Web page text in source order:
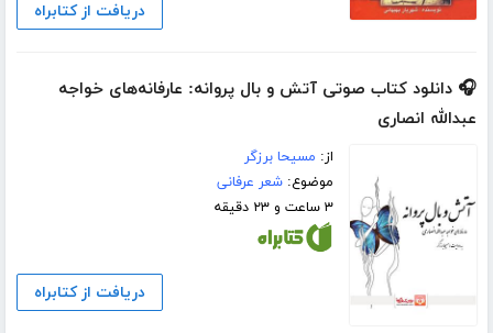
دریافت از کتابراه
🎧 دانلود کتاب صوتی آتش و بال پروانه: عارفانه‌های خواجه
عبدالله انصاری
از: مسیحا برزگر
موضوع:شعر عرفانی
۳ ساعت و ۲۳ دقیقه
دریافت از کتابراه